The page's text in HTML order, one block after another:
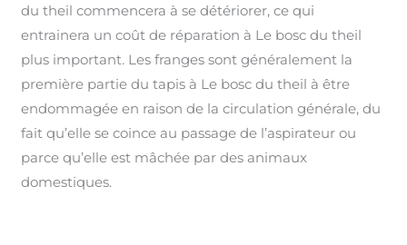
du theil commencera à se détériorer, ce qui
entrainera un coût de réparation à Le bosc du theil
plus important. Les franges sont généralement la
première partie du tapis à Le bosc du theil à être
endommagée en raison de la circulation générale, du
fait qu’elle se coince au passage de l’aspirateur ou
parce qu’elle est mâchée par des animaux
domestiques.